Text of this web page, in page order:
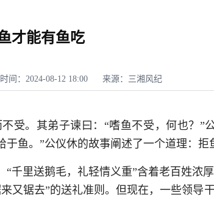
才能有鱼吃
间：2024-08-12 18:00 来源：三湘风纪
受。其弟子谏曰：“嗜鱼不受，何也？”
鱼。”公仪休的故事阐述了一个道理：拒
千里送鹅毛，礼轻情义重”含着老百姓浓
又锯去”的送礼准则。但现在，一些领导